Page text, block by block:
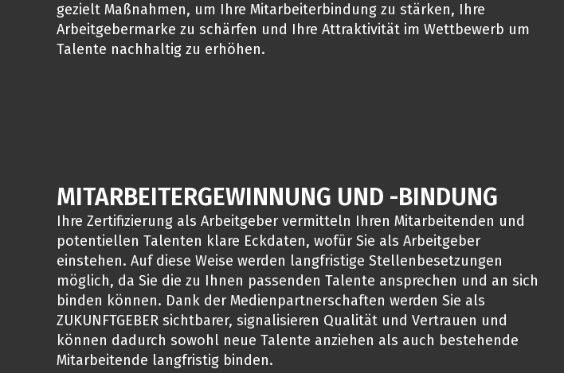
gezielt Maßnahmen, um Ihre Mitarbeiterbindung zu stärken, Ihre
Arbeitgebermarke zu schärfen und Ihre Attraktivität im Wettbewerb um
Talente nachhaltig zu erhöhen.
MITARBEITERGEWINNUNG UND -BINDUNG
Ihre Zertifizierung als Arbeitgeber vermitteln Ihren Mitarbeitenden und
potentiellen Talenten klare Eckdaten, wofür Sie als Arbeitgeber
einstehen. Auf diese Weise werden langfristige Stellenbesetzungen
möglich, da Sie die zu Ihnen passenden Talente ansprechen und an sich
binden können. Dank der Medienpartnerschaften werden Sie als
ZUKUNFTGEBER sichtbarer, signalisieren Qualität und Vertrauen und
können dadurch sowohl neue Talente anziehen als auch bestehende
Mitarbeitende langfristig binden.